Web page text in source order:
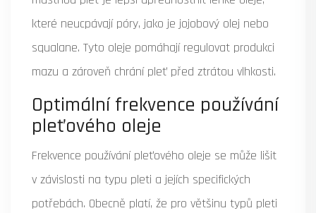
které neucpávají póry, jako je jojobový olej nebo
squalane. Tyto oleje pomáhají regulovat produkci
mazu a zároveň chrání pleť před ztrátou vlhkosti.
Optimální frekvence používání
pleťového oleje
Frekvence používání pleťového oleje se může lišit
v závislosti na typu pleti a jejích specifických
potřebách. Obecně platí, že pro většinu typů pleti